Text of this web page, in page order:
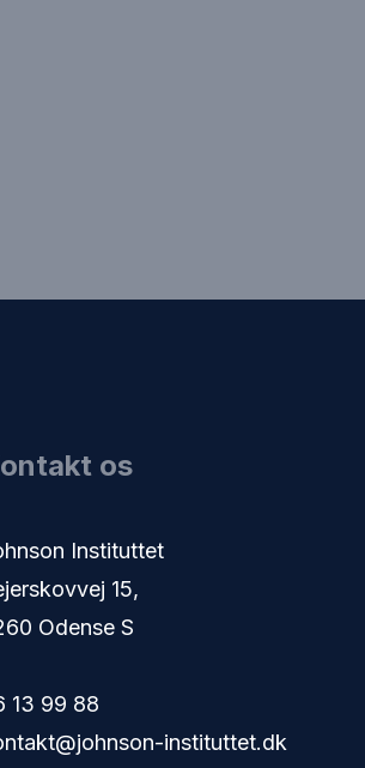
os
Instituttet
15,
Odense S​
13 99 88
instituttet.dk